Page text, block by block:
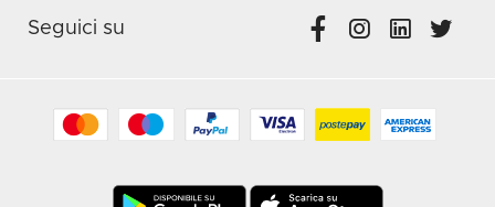
Seguici su